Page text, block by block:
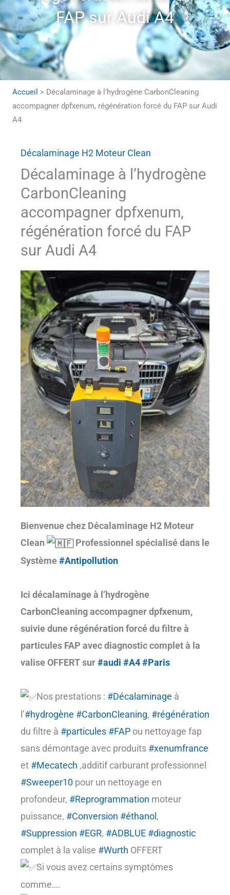
FAP sur Audi A4
Accueil > Décalaminage à l’hydrogène CarbonCleaning
accompagner dpfxenum, régénération forcé du FAP sur Audi
A4
Décalaminage H2 Moteur Clean
Décalaminage à l’hydrogène
CarbonCleaning
accompagner dpfxenum,
régénération forcé du FAP
sur Audi A4
Bienvenue chez Décalaminage H2 Moteur
Clean
Professionnel spécialisé dans le
Système#Antipollution
Ici décalaminage à l’hydrogène
CarbonCleaning accompagner dpfxenum,
suivie dune régénération forcé du filtre à
particules FAP avec diagnostic complet à la
valise OFFERT sur#audi #A4#Paris
Nos prestations : #Décalaminage à
l’#hydrogène #CarbonCleaning, #régénération
du filtre à #particules #FAP ou nettoyage fap
sans démontage avec produits #xenumfrance
et #Mecatech ,additif carburant professionnel
#Sweeper10 pour un nettoyage en
profondeur, #Reprogrammation moteur
puissance, #Conversion #éthanol,
#Suppression #EGR, #ADBLUE #diagnostic
complet à la valise #Wurth OFFERT
Si vous avez certains symptômes
comme….